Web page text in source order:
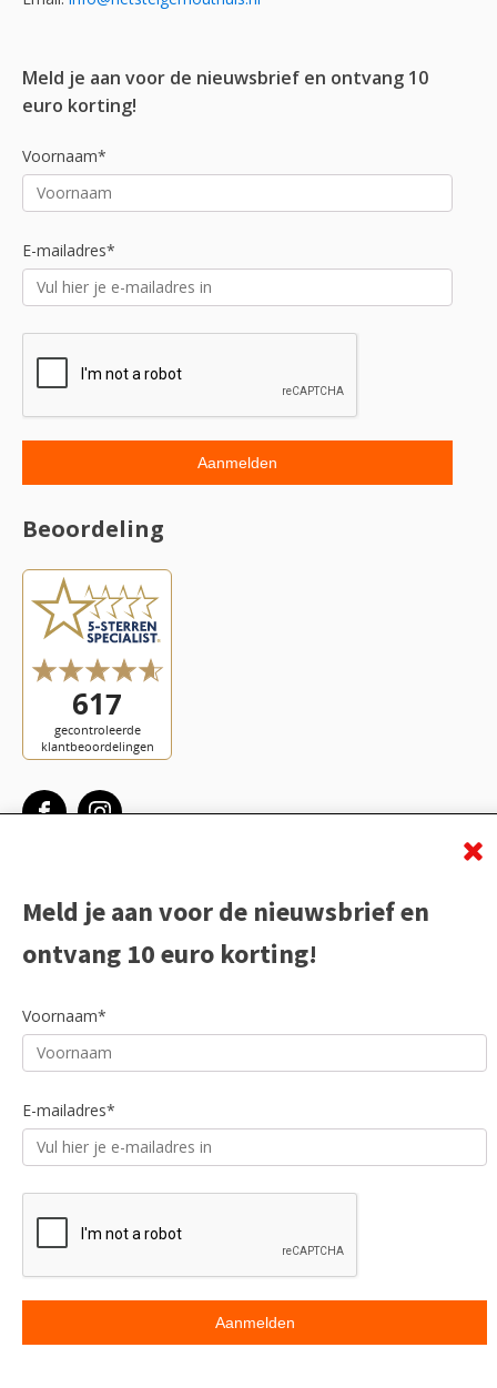
Meld je aan voor de nieuwsbrief en ontvang 10
euro korting!
Voornaam*
E-mailadres*
Beoordeling
Meld je aan voor de nieuwsbrief en
ontvang 10 euro korting!
Voornaam*
E-mailadres*